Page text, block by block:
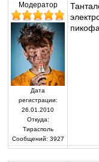
Модератор
Дата
регистрации:
26.01.2010
Откуда:
Тирасполь
Сообщений: 3927